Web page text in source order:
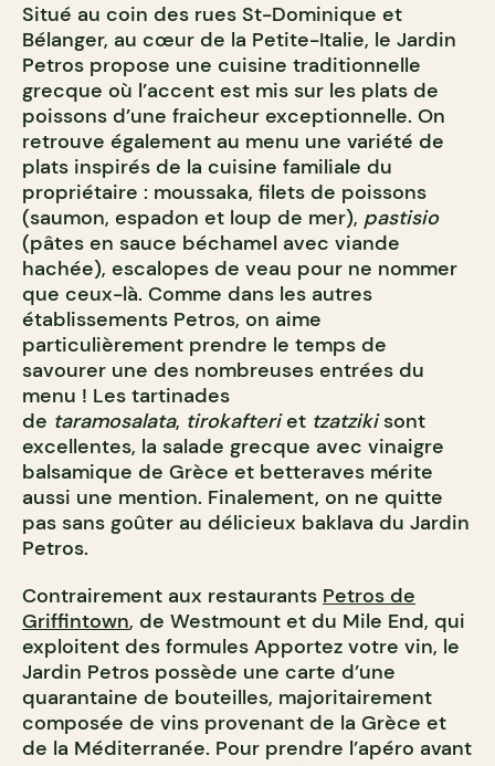
Situé au coin des rues St-Dominique et
Bélanger, au cœur de la Petite-Italie, le Jardin
Petros propose une cuisine traditionnelle
grecque où l’accent est mis sur les plats de
poissons d’une fraicheur exceptionnelle. On
retrouve également au menu une variété de
plats inspirés de la cuisine familiale du
propriétaire : moussaka, filets de poissons
(saumon, espadon et loup de mer), pastisio
(pâtes en sauce béchamel avec viande
hachée), escalopes de veau pour ne nommer
que ceux-là. Comme dans les autres
établissements Petros, on aime
particulièrement prendre le temps de
savourer une des nombreuses entrées du
menu ! Les tartinades
de taramosalata, tirokafteriet tzatzikisont
excellentes, la salade grecque avec vinaigre
balsamique de Grèce et betteraves mérite
aussi une mention. Finalement, on ne quitte
pas sans goûter au délicieux baklava du Jardin
Petros.
Contrairement aux restaurants Petros de
Griffintown, de Westmount et du Mile End, qui
exploitent des formules Apportez votre vin, le
Jardin Petros possède une carte d’une
quarantaine de bouteilles, majoritairement
composée de vins provenant de la Grèce et
de la Méditerranée. Pour prendre l’apéro avant